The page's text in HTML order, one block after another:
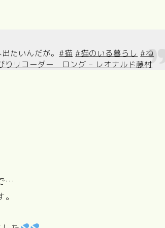
たいんだが。 #猫 #猫のいる暮らし #ね
りリコーダー ロング – レオナルド藤村
…